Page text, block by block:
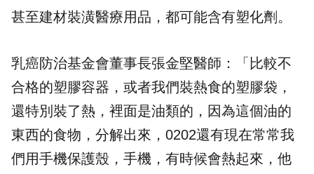
甚至建材裝潢醫療用品，都可能含有塑化劑。
乳癌防治基金會董事長張金堅醫師：「比較不
合格的塑膠容器，或者我們裝熱食的塑膠袋，
還特別裝了熱，裡面是油類的，因為這個油的
東西的食物，分解出來，0202還有現在常常我
們用手機保護殼，手機，有時候會熱起來，他